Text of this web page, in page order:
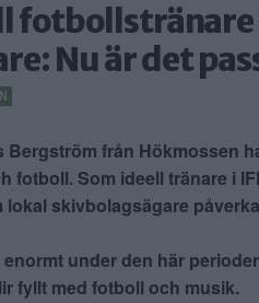
fotbollstränare
Nu är det
Bergström från Hökmossen
fotboll. Som ideell tränare i
lokal skivbolagsägare
under den här
fyllt med fotboll och musik.